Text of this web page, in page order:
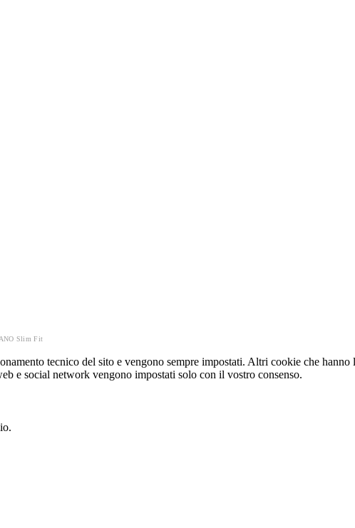
Slim Fit
tecnico del sito e vengono sempre impostati. Altri cookie che
e social network vengono impostati solo con il vostro consenso.